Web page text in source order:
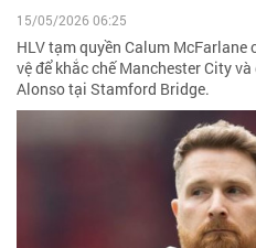
15/05/2026 06:25
HLV tạm quyền Calum
vệ để khắc chế Manchester City
Alonso tại Stamford Bridge.